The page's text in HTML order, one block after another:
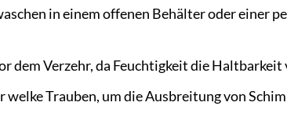
in einem offenen Behälter oder einer
dem Verzehr, da Feuchtigkeit die Haltbarkeit
welke Trauben, um die Ausbreitung von